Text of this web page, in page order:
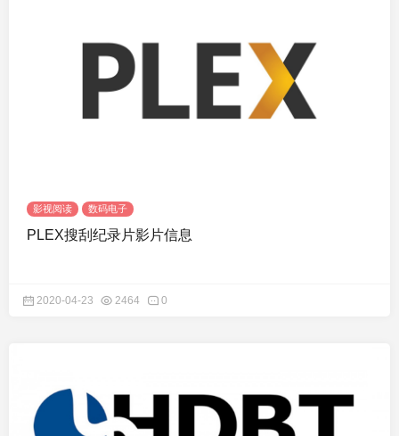
影视阅读 数码电子
PLEX搜刮纪录片影片信息
2020-04-23 2464 0